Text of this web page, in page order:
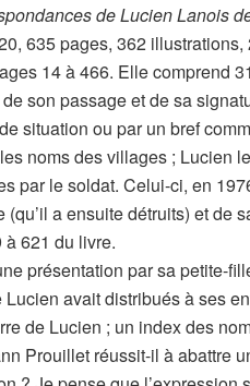
de Lucien Lanois
635 pages, 362
14 à 466. Elle comprend
son passage et de sa
situation ou par un bref
noms des villages ; Lucien
par le soldat. Celui-ci, en
a ensuite détruits) et de
621 du livre.
présentation par sa petite-
avait distribués à ses
de Lucien ; un index des
Prouillet réussit-il à abattre